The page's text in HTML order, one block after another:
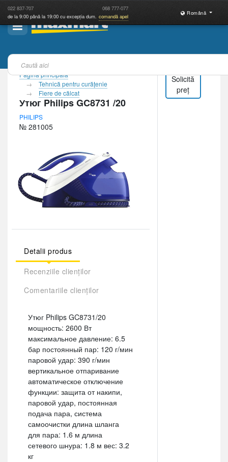
022 837-707 068 777-077
de la 9:00 până la 19:00 cu excepția dum. comandă apel
Română
Pagina principală
Tehnică pentru curăţenie
Fiere de călcat
Утюг Philips GC8731 /20
PHILIPS
№ 281005
Detalii produs
Recenziile clienților
Comentariile clienților
Утюг Philips GC8731/20
мощность: 2600 Вт
максимальное давление: 6.5
бар постоянный пар: 120 г/мин
паровой удар: 390 г/мин
вертикальное отпаривание
автоматическое отключение
функции: защита от накипи,
паровой удар, постоянная
подача пара, система
самоочистки длина шланга
для пара: 1.6 м длина
сетевого шнура: 1.8 м вес: 3.2
кг
Solicită
preț